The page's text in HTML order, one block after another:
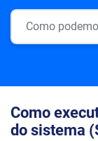
Como
do sistema